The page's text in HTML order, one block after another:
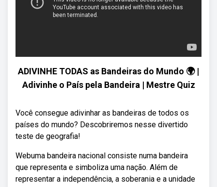
ADIVINHE TODAS as Bandeiras do Mundo 🌍 |
Adivinhe o País pela Bandeira | Mestre Quiz
Você consegue adivinhar as bandeiras de todos os
países do mundo? Descobriremos nesse divertido
teste de geografia!
Webuma bandeira nacional consiste numa bandeira
que representa e simboliza uma nação. Além de
representar a independência, a soberania e a unidade